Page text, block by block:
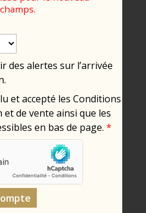
des alertes sur l’arrivée
et accepté les Conditions
et de vente ainsi que les
en bas de page. *